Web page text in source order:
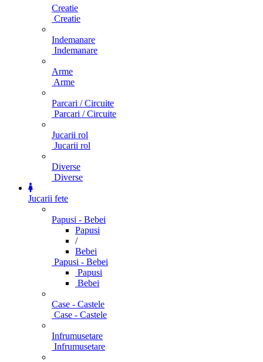
Creatie
Creatie
Indemanare
Indemanare
Arme
Arme
Parcari / Circuite
Parcari / Circuite
Jucarii rol
Jucarii rol
Diverse
Diverse
Jucarii fete
Papusi - Bebei
Papusi
/
Bebei
Papusi - Bebei
Papusi
Bebei
Case - Castele
Case - Castele
Infrumusetare
Infrumusetare